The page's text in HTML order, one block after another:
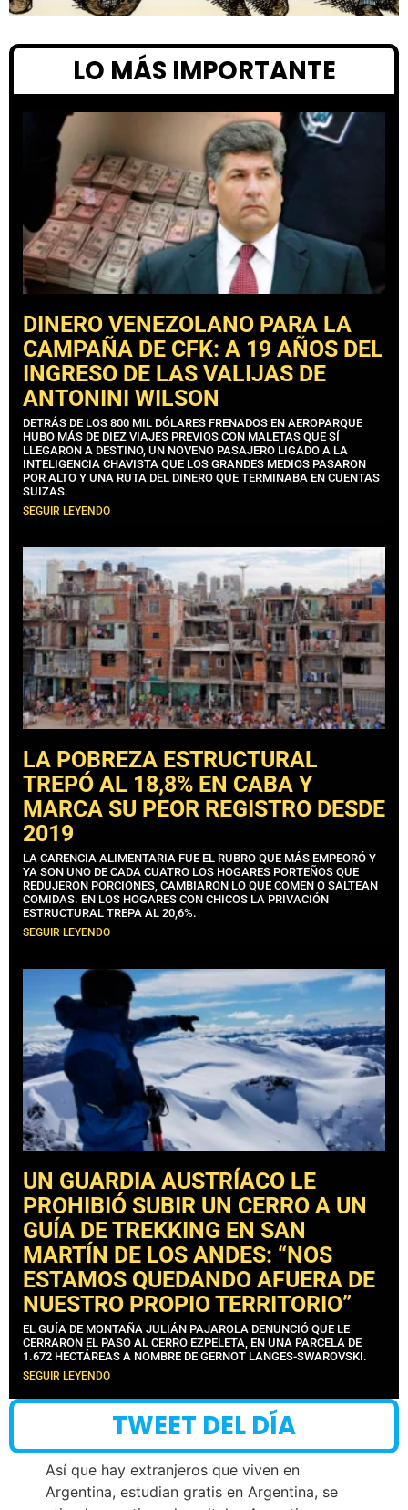
LO MÁS IMPORTANTE
DINERO VENEZOLANO PARA LA
CAMPAÑA DE CFK: A 19 AÑOS DEL
INGRESO DE LAS VALIJAS DE
ANTONINI WILSON
DETRÁS DE LOS 800 MIL DÓLARES FRENADOS EN AEROPARQUE
HUBO MÁS DE DIEZ VIAJES PREVIOS CON MALETAS QUE SÍ
LLEGARON A DESTINO, UN NOVENO PASAJERO LIGADO A LA
INTELIGENCIA CHAVISTA QUE LOS GRANDES MEDIOS PASARON
POR ALTO Y UNA RUTA DEL DINERO QUE TERMINABA EN CUENTAS
SUIZAS.
SEGUIR LEYENDO
LA POBREZA ESTRUCTURAL
TREPÓ AL 18,8% EN CABA Y
MARCA SU PEOR REGISTRO DESDE
2019
LA CARENCIA ALIMENTARIA FUE EL RUBRO QUE MÁS EMPEORÓ Y
YA SON UNO DE CADA CUATRO LOS HOGARES PORTEÑOS QUE
REDUJERON PORCIONES, CAMBIARON LO QUE COMEN O SALTEAN
COMIDAS. EN LOS HOGARES CON CHICOS LA PRIVACIÓN
ESTRUCTURAL TREPA AL 20,6%.
SEGUIR LEYENDO
UN GUARDIA AUSTRÍACO LE
PROHIBIÓ SUBIR UN CERRO A UN
GUÍA DE TREKKING EN SAN
MARTÍN DE LOS ANDES: “NOS
ESTAMOS QUEDANDO AFUERA DE
NUESTRO PROPIO TERRITORIO”
EL GUÍA DE MONTAÑA JULIÁN PAJAROLA DENUNCIÓ QUE LE
CERRARON EL PASO AL CERRO EZPELETA, EN UNA PARCELA DE
1.672 HECTÁREAS A NOMBRE DE GERNOT LANGES-SWAROVSKI.
SEGUIR LEYENDO
TWEET DEL DÍA
Así que hay extranjeros que viven en
Argentina, estudian gratis en Argentina, se